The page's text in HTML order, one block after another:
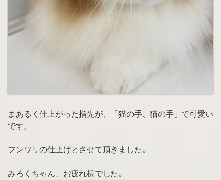
まあるく仕上がった指先が、「猫の手、猫の手」で可愛い
です。
フンワリの仕上げとさせて頂きました。
みろくちゃん、お疲れ様でした。